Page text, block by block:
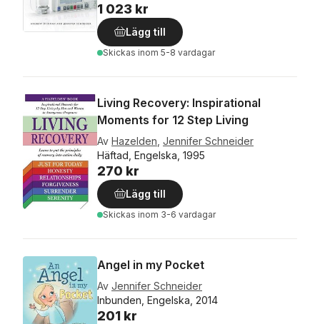
1 023 kr
Lägg till
Skickas inom 5-8 vardagar
Living Recovery: Inspirational
Moments for 12 Step Living
Av Hazelden Jennifer Schneider
Häftad, Engelska, 1995
270 kr
Lägg till
Skickas inom 3-6 vardagar
Angel in my Pocket
Av Jennifer Schneider
Inbunden, Engelska, 2014
201 kr